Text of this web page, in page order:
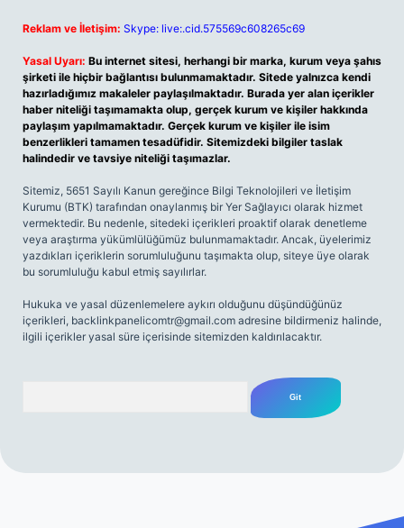
Reklam ve İletişim: Skype: live:.cid.575569c608265c69
Yasal Uyarı: Bu internet sitesi, herhangi bir marka, kurum veya şahıs
şirketi ile hiçbir bağlantısı bulunmamaktadır. Sitede yalnızca kendi
hazırladığımız makaleler paylaşılmaktadır. Burada yer alan içerikler
haber niteliği taşımamakta olup, gerçek kurum ve kişiler hakkında
paylaşım yapılmamaktadır. Gerçek kurum ve kişiler ile isim
benzerlikleri tamamen tesadüfidir. Sitemizdeki bilgiler taslak
halindedir ve tavsiye niteliği taşımazlar.
Sitemiz, 5651 Sayılı Kanun gereğince Bilgi Teknolojileri ve İletişim
Kurumu (BTK) tarafından onaylanmış bir Yer Sağlayıcı olarak hizmet
vermektedir. Bu nedenle, sitedeki içerikleri proaktif olarak denetleme
veya araştırma yükümlülüğümüz bulunmamaktadır. Ancak, üyelerimiz
yazdıkları içeriklerin sorumluluğunu taşımakta olup, siteye üye olarak
bu sorumluluğu kabul etmiş sayılırlar.
Hukuka ve yasal düzenlemelere aykırı olduğunu düşündüğünüz
içerikleri, backlinkpanelicomtr@gmail.com adresine bildirmeniz halinde,
ilgili içerikler yasal süre içerisinde sitemizden kaldırılacaktır.